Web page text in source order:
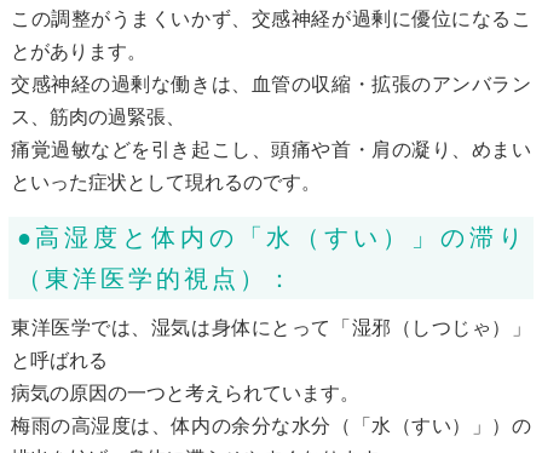
この調整がうまくいかず、交感神経が過剰に優位になるこ
とがあります。
交感神経の過剰な働きは、血管の収縮・拡張のアンバラン
ス、筋肉の過緊張、
痛覚過敏などを引き起こし、頭痛や首・肩の凝り、めまい
といった症状として現れるのです。
●高湿度と体内の「水（すい）」の滞り
（東洋医学的視点）：
東洋医学では、湿気は身体にとって「湿邪（しつじゃ）」
と呼ばれる
病気の原因の一つと考えられています。
梅雨の高湿度は、体内の余分な水分（「水（すい）」）の